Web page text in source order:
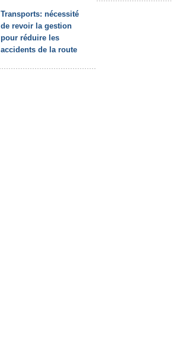
Transports: nécessité
de revoir la gestion
pour réduire les
accidents de la route